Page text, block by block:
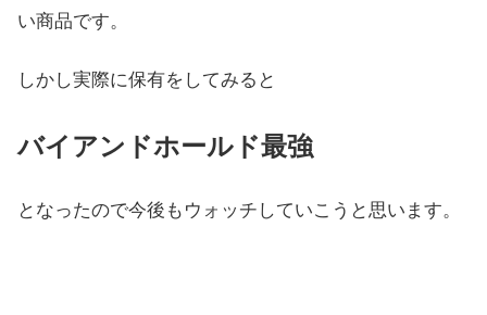
い商品です。
しかし実際に保有をしてみると
バイアンドホールド最強
となったので今後もウォッチしていこうと思います。